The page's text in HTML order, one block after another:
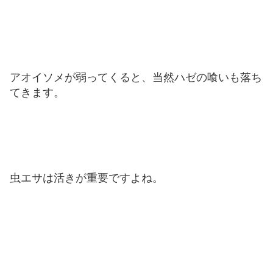
アオイソメが弱ってくると、当然ハゼの喰いも落ち
てきます。
虫エサは活きが重要ですよね。